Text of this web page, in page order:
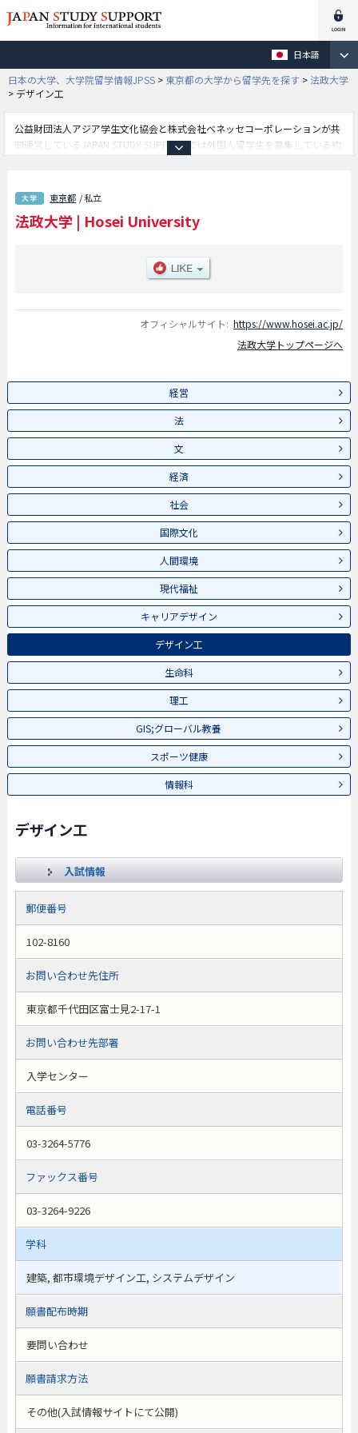
日本語
日本の大学、大学院留学情報JPSS > 東京都の大学から留学先を探す >法政大学
> デザイン工
公益財団法人アジア学生文化協会と株式会社ベネッセコーポレーションが共
同運営しているJAPAN STUDY SUPPORTでは外国人留学生を募集している約
文学部や経済学部や社会学部や国際文化学部や人間環境学部や現代福祉学部
やキャリアデザイン学部やデザイン工学部や生命科学部や理工学部やGIS;グ
ローバル教養学部やスポーツ健康学部や情報科学部等、学部別情報や、募集
な情報を掲載しているので是非ご利用ください。
東京都 / 私立
法政大学 | Hosei University
オフィシャルサイト: https://www.hosei.ac.jp/
法政大学トップページへ
経営
法
文
経済
社会
国際文化
人間環境
現代福祉
キャリアデザイン
デザイン工
生命科
理工
GIS;グローバル教養
スポーツ健康
情報科
デザイン工
入試情報
郵便番号
102-8160
お問い合わせ先住所
東京都千代田区富士見2-17-1
お問い合わせ先部署
入学センター
電話番号
03-3264-5776
ファックス番号
03-3264-9226
学科
建築, 都市環境デザイン工, システムデザイン
願書配布時期
要問い合わせ
願書請求方法
その他(入試情報サイトにて公開)